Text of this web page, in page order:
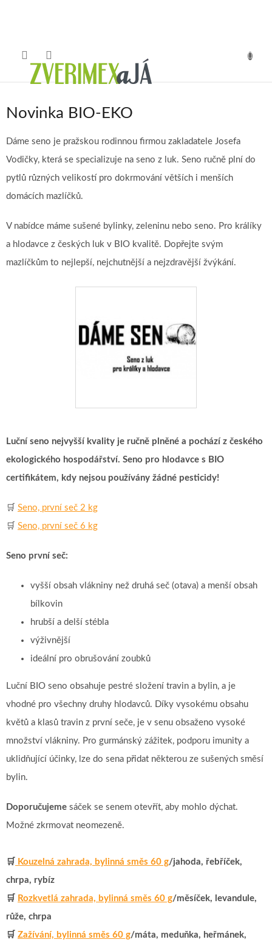
Novinka BIO-EKO
Dáme seno je pražskou rodinnou firmou zakladatele Josefa
Vodičky, která se specializuje na seno z luk. Seno ručně plní do
pytlů různých velikostí pro dokrmování větších i menších
domácích mazlíčků.
V nabídce máme sušené bylinky, zeleninu nebo seno. Pro králíky
a hlodavce z českých luk v BIO kvalitě. Dopřejte svým
mazlíčkům to nejlepší, nejchutnější a nejzdravější žvýkání.
Luční seno nejvyšší kvality je ručně plněné a pochází z českého
ekologického hospodářství. Seno pro hlodavce s BIO
certifikátem, kdy nejsou používány žádné pesticidy!
🛒 Seno, první seč 2 kg
🛒 Seno, první seč 6 kg
Seno první seč:
vyšší obsah vlákniny než druhá seč (otava) a menší obsah
bílkovin
hrubší a delší stébla
výživnější
ideální pro obrušování zoubků
Luční BIO seno obsahuje pestré složení travin a bylin, a je
vhodné pro všechny druhy hlodavců. Díky vysokému obsahu
květů a klasů travin z první seče, je v senu obsaženo vysoké
množství vlákniny. Pro gurmánský zážitek, podporu imunity a
uklidňující účinky, lze do sena přidat některou ze sušených směsí
bylin.
Doporučujeme sáček se senem otevřít, aby mohlo dýchat.
Možné zkrmovat neomezeně.
🛒 Kouzelná zahrada, bylinná směs 60 g/jahoda, řebříček,
chrpa, rybíz
🛒 Rozkvetlá zahrada, bylinná směs 60 g/měsíček, levandule,
růže, chrpa
🛒 Zažívání, bylinná směs 60 g/máta, meduňka, heřmánek,